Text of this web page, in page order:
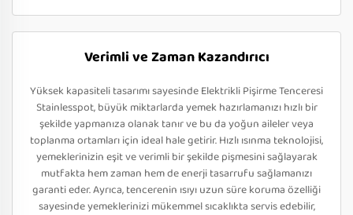
Verimli ve Zaman Kazandırıcı
Yüksek kapasiteli tasarımı sayesinde Elektrikli Pişirme Tenceresi
Stainlesspot, büyük miktarlarda yemek hazırlamanızı hızlı bir
şekilde yapmanıza olanak tanır ve bu da yoğun aileler veya
toplanma ortamları için ideal hale getirir. Hızlı ısınma teknolojisi,
yemeklerinizin eşit ve verimli bir şekilde pişmesini sağlayarak
mutfakta hem zaman hem de enerji tasarrufu sağlamanızı
garanti eder. Ayrıca, tencerenin ısıyı uzun süre koruma özelliği
sayesinde yemeklerinizi mükemmel sıcaklıkta servis edebilir,